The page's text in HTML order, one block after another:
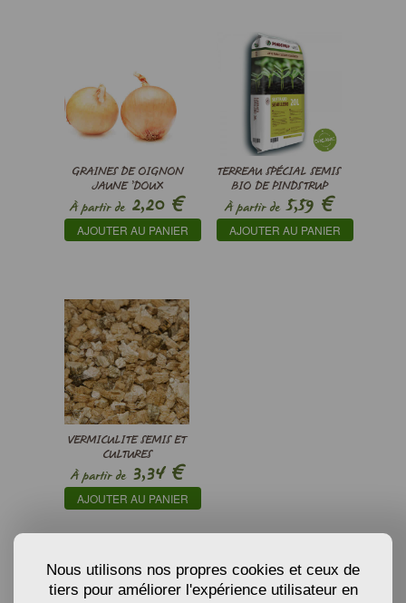
GRAINES DE OIGNON
JAUNE ’DOUX
D’ESPAGNE’ - ALLIUM
CEPA
À partir de2,20 €
AJOUTER AU PANIER
TERREAU SPÉCIAL SEMIS
BIO DE PINDSTRUP
À partir de5,59 €
AJOUTER AU PANIER
VERMICULITE SEMIS ET
CULTURES
À partir de3,34€
AJOUTER AU PANIER
PRODUITS ASSOCIÉS
Nous utilisons nos propres cookies et ceux de
tiers pour améliorer l'expérience utilisateur en